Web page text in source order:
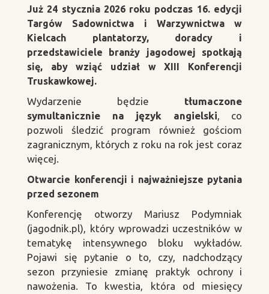
Już 24 stycznia 2026 roku podczas 16. edycji
Targów Sadownictwa i Warzywnictwa w
Kielcach plantatorzy, doradcy i
przedstawiciele branży jagodowej spotkają
się, aby wziąć udział w XIII Konferencji
Truskawkowej.
Wydarzenie będzie tłumaczone
symultanicznie na język angielski, co
pozwoli śledzić program również gościom
zagranicznym, których z roku na rok jest coraz
więcej.
Otwarcie konferencji i najważniejsze pytania
przed sezonem
Konferencję otworzy Mariusz Podymniak
(jagodnik.pl), który wprowadzi uczestników w
tematykę intensywnego bloku wykładów.
Pojawi się pytanie o to, czy, nadchodzący
sezon przyniesie zmianę praktyk ochrony i
nawożenia. To kwestia, która od miesięcy